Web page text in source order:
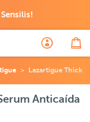
Lazartigue
Anticaída